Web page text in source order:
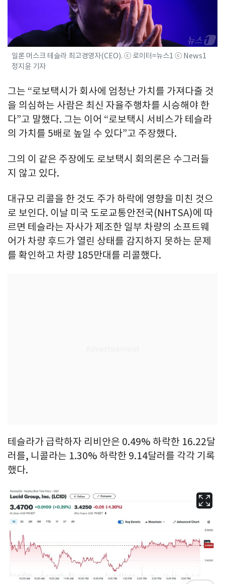
일론 머스크 테슬라 최고경영자(CEO). ⓒ 로이터=뉴스1 ⓒ News1
정지윤 기자
그는 “로보택시가 회사에 엄청난 가치를 가져다줄 것
을 의심하는 사람은 최신 자율주행차를 시승해야 한
다”고 말했다. 그는 이어 “로보택시 서비스가 테슬라
의 가치를 5배로 높일 수 있다”고 주장했다.
그의 이 같은 주장에도 로보택시 회의론은 수그러들
지 않고 있다.
대규모 리콜을 한 것도 주가 하락에 영향을 미친 것으
로 보인다. 이날 미국 도로교통안전국(NHTSA)에 따
르면 테슬라는 자사가 제조한 일부 차량의 소프트웨
어가 차량 후드가 열린 상태를 감지하지 못하는 문제
를 확인하고 차량 185만대를 리콜했다.
테슬라가 급락하자 리비안은 0.49% 하락한 16.22달
러를, 니콜라는 1.30% 하락한 9.14달러를 각각 기록
했다.